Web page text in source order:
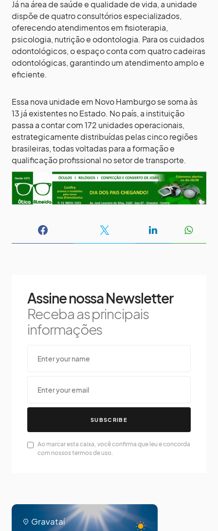
Já na área de saúde e qualidade de vida, a unidade
dispõe de quatro consultórios especializados,
oferecendo atendimentos em fisioterapia,
psicologia, nutrição e odontologia. Para os cuidados
odontológicos, o espaço conta com quatro cadeiras
odontológicas, garantindo um atendimento amplo e
eficiente.
Essa nova unidade em Novo Hamburgo se soma às
13 já existentes no Estado. No país, a instituição
passa a contar com 172 unidades operacionais,
estrategicamente distribuídas pelas cinco regiões
brasileiras, todas voltadas para a formação e
qualificação profissional no setor de transporte.
Assine nossa Newsletter
Receba as principais
informações
SUBSCRIBE
Ao marcar esta caixa, você confirma que leu e concorda
com nossos termos de uso.
Gravataí